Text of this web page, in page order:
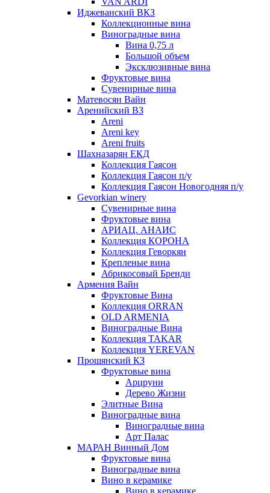
Иджеванский ВКЗ
Коллекционные вина
Виноградные вина
Вина 0,75 л
Большой объем
Эксклюзивные вина
Фруктовые вина
Cувенирные вина
Матевосян Вайн
Аренийский ВЗ
Areni
Areni key
Areni fruits
Шахназарян ЕКД
Коллекция Гаясон
Коллекция Гаясон п/у
Коллекция Гаясон Новогодняя п/у
Gevorkian winery
Сувенирные вина
Фруктовые вина
АРИАЦ. АНАИС
Коллекция КОРОНА
Коллекция Геворкян
Крепленые вина
Абрикосовый Бренди
Армения Вайн
Фруктовые Вина
Коллекция ORRAN
OLD ARMENIA
Виноградные Вина
Коллекция TAKAR
Коллекция YEREVAN
Прошянский КЗ
Фруктовые вина
Арцруни
Дерево Жизни
Элитные Вина
Виноградные вина
Виноградные вина
Арт Палас
МАРАН Винный Дом
Фруктовые вина
Виноградные вина
Вино в керамике
Вино в керамике